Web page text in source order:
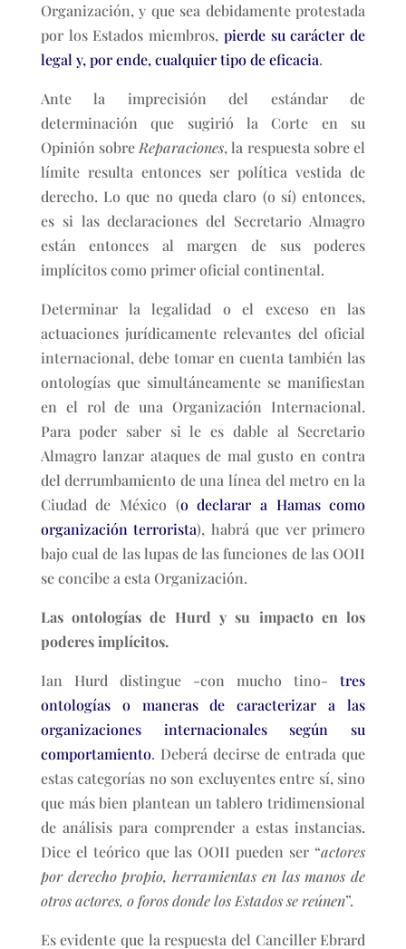
Organización, y que sea debidamente protestada
por los Estados miembros, pierde su carácter de
legal y, por ende, cualquier tipo de eficacia.
Ante la imprecisión del estándar de
determinación que sugirió la Corte en su
Opinión sobre Reparaciones, la respuesta sobre el
límite resulta entonces ser política vestida de
derecho. Lo que no queda claro (o sí) entonces,
es si las declaraciones del Secretario Almagro
están entonces al margen de sus poderes
implícitos como primer oficial continental.
Determinar la legalidad o el exceso en las
actuaciones jurídicamente relevantes del oficial
internacional, debe tomar en cuenta también las
ontologías que simultáneamente se manifiestan
en el rol de una Organización Internacional.
Para poder saber si le es dable al Secretario
Almagro lanzar ataques de mal gusto en contra
del derrumbamiento de una línea del metro en la
Ciudad de México (o declarar a Hamas como
organización terrorista), habrá que ver primero
bajo cual de las lupas de las funciones de las OOII
se concibe a esta Organización.
Las ontologías de Hurd y su impacto en los
poderes implícitos.
Ian Hurd distingue -con mucho tino-tres
ontologías o maneras de caracterizar a las
organizaciones internacionales según su
comportamiento. Deberá decirse de entrada que
estas categorías no son excluyentes entre sí, sino
que más bien plantean un tablero tridimensional
de análisis para comprender a estas instancias.
Dice el teórico que las OOII pueden ser “actores
por derecho propio, herramientas en las manos de
otros actores, o foros donde los Estados se reúnen”.
Es evidente que la respuesta del Canciller Ebrard